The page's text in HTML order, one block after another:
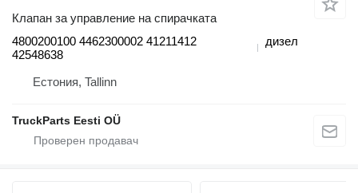
Клапан за управление на спирачката
4800200100 4462300002 41211412
42548638
дизел
Естония, Tallinn
TruckParts Eesti OÜ